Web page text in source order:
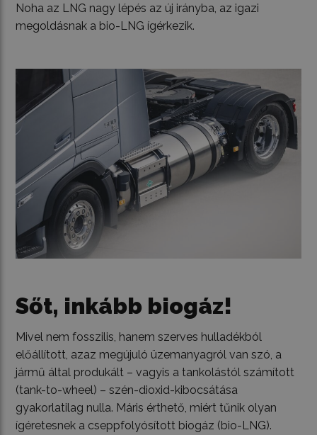
Noha az LNG nagy lépés az új irányba, az igazi
megoldásnak a bio-LNG ígérkezik.
Sőt, inkább biogáz!
Mivel nem fosszilis, hanem szerves hulladékból
előállított, azaz megújuló üzemanyagról van szó, a
jármű által produkált – vagyis a tankolástól számított
(tank-to-wheel) – szén-dioxid-kibocsátása
gyakorlatilag nulla. Máris érthető, miért tűnik olyan
ígéretesnek a cseppfolyósított biogáz (bio-LNG).